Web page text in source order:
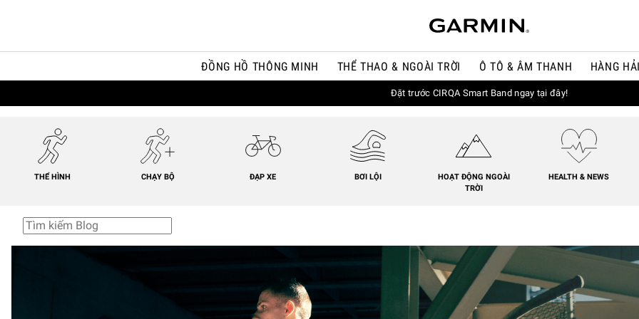
ĐỒNG HỒ THÔNG MINH THỂ THAO & NGOÀI TRỜI Ô TÔ & ÂM THANH HÀNG HẢI
Đặt trước CIRQA Smart Band ngay tại đây!
THỂ HÌNH CHẠY BỘ ĐẠP XE BƠI LỘI
HOẠT ĐỘNG NGOÀI
TRỜI
HEALTH & NEWS